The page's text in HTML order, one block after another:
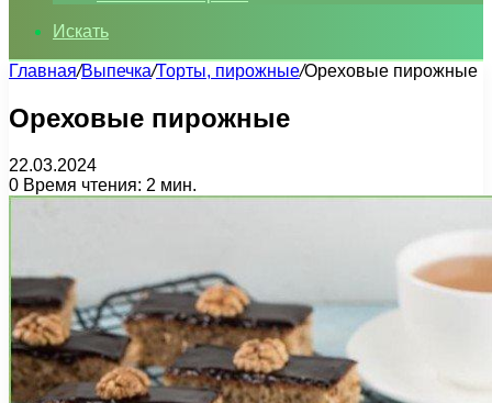
Искать
Главная/Выпечка/Торты, пирожные/Ореховые пирожные
Ореховые пирожные
22.03.2024
0 Время чтения: 2 мин.